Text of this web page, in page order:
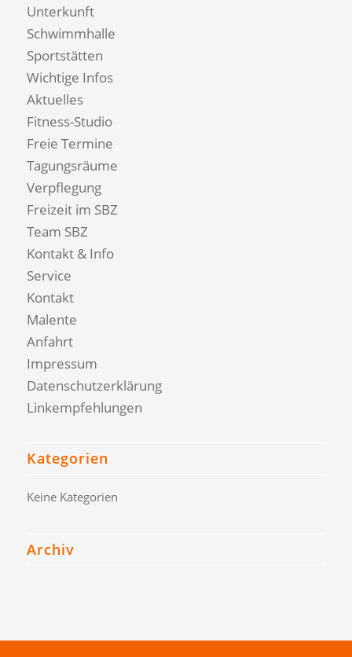
Unterkunft
Schwimmhalle
Sportstätten
Wichtige Infos
Aktuelles
Fitness-Studio
Freie Termine
Tagungsräume
Verpflegung
Freizeit im SBZ
Team SBZ
Kontakt & Info
Service
Kontakt
Malente
Anfahrt
Impressum
Datenschutzerklärung
Linkempfehlungen
Kategorien
Keine Kategorien
Archiv